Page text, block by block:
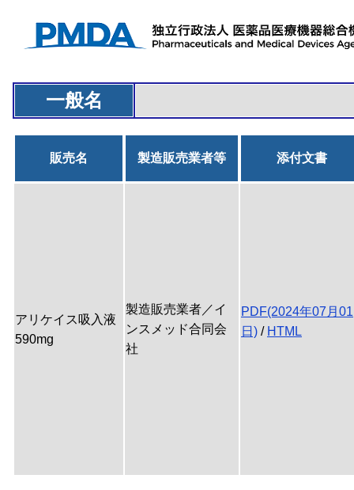
一般名
販売名 製造販売業者等 添付文書
アリケイス吸入液
590mg
製造販売業者／イ
ンスメッド合同会
社
PDF(2024年07月01
日) / HTML